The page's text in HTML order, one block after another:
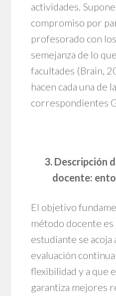
actividades.
compromiso por
profesorado con
semejanza de lo
facultades (Brain,
hacen cada una de
correspondientes
3. Descripción
docente:
El objetivo
método docente
estudiante se acoja
evaluación
flexibilidad y a que
garantiza mejores